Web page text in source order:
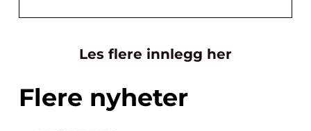
Les flere innlegg her
Flere nyheter